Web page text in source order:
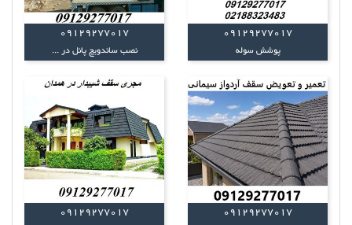
09129277017
پوشش سوله
09129277017
نصب ساندویچ پانل در ...
09129277017
09129277017